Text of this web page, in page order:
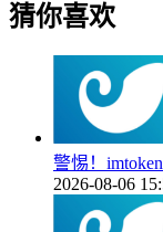
猜你喜欢
警惕！
2026-08-06